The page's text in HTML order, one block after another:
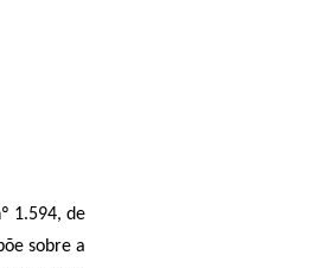
1.594, de
sobre a